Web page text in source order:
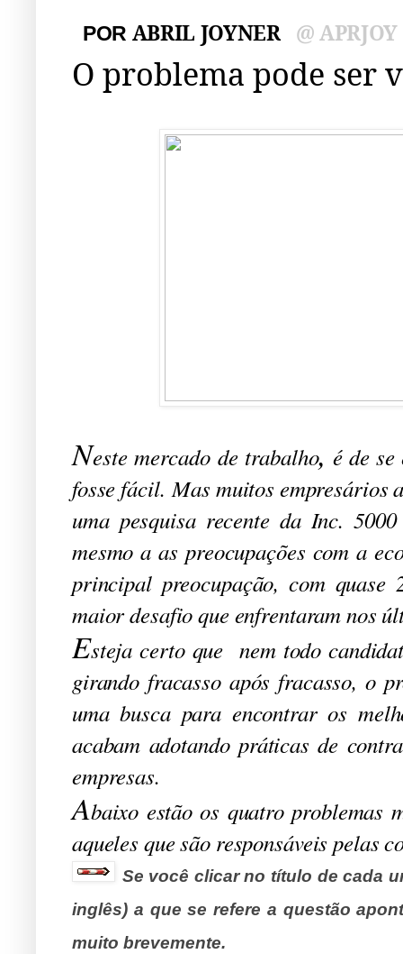
POR ABRIL JOYNER @ APRJOY
O problema pode ser
Neste mercado de trabalho, é de
fosse fácil. Mas muitos empresários
uma pesquisa recente da Inc.
mesmo a as preocupações com a
principal preocupação, com
maior desafio que enfrentaram nos
Esteja certo que nem todo
girando fracasso após fracasso, o
uma busca para encontrar os
acabam adotando práticas de
empresas.
Abaixo estão os quatro problemas
aqueles que são responsáveis pelas
Se você clicar no título de cada
inglês) a que se refere a questão
muito brevemente.